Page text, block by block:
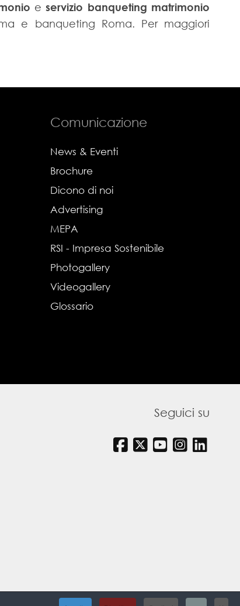
e servizio banqueting matrimonio
e banqueting Roma. Per maggiori
Comunicazione
News & Eventi
Brochure
Dicono di noi
Advertising
MEPA
RSI - Impresa Sostenibile
Photogallery
Videogallery
Glossario
Seguici su